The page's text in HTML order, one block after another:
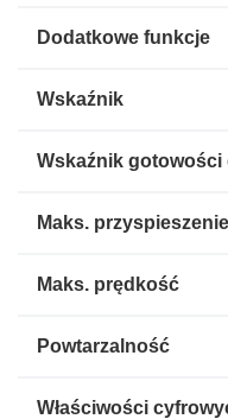
Dodatkowe funkcje
Wskaźnik
Wskaźnik gotowości
Maks. przyspieszenie
Maks. prędkość
Powtarzalność
Właściwości